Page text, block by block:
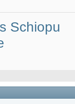
Schiopu